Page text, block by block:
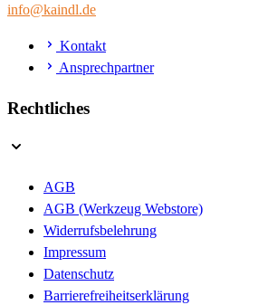
info@kaindl.de
Kontakt
Ansprechpartner
Rechtliches
AGB
AGB (Werkzeug Webstore)
Widerrufsbelehrung
Impressum
Datenschutz
Barrierefreiheitserklärung